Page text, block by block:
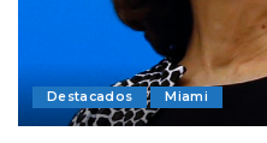
Destacados Miami